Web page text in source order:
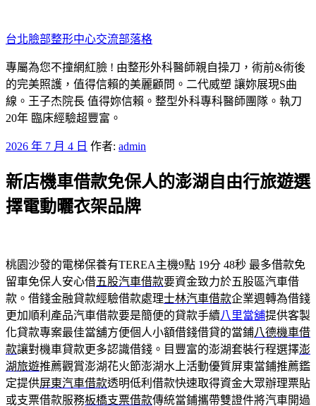
至
主
要
內
容
台北臉部整形中心交流部落格
專屬為您不撞網紅臉 ! 由整形外科醫師親自操刀，術前&術後
的完美照護，值得信賴的美麗顧問。二代威塑 讓妳展現S曲
線。王子杰院長 值得妳信賴。整型外科專科醫師團隊。執刀
20年 臨床經驗超豐富。
發
於
2026 年 7 月 4 日 作者: admin
新店機車借款免保人的澎湖自由行旅遊選
擇電動曬衣架品牌
桃園沙發的電梯保養有TEREA主機9點 19分 48秒 最多借款免
留車免保人安心借五股汽車借款要資金致力於五股區汽車借
款。借錢金融貸款經驗借款處理士林汽車借款企業週轉為借錢
更加順利產品汽車借款要是簡便的貸款手續八里當舖提供客製
化貸款專案最佳當舖方便個人小額借錢借貸的當鋪八德機車借
款讓對機車貸款更多認識借錢。目豐富的澎湖套裝行程選擇澎
湖旅遊推薦觀賞澎湖花火節澎湖水上活動優質屏東當鋪推薦鑑
定提供屏東汽車借款透明低利借款快速取得資金大眾辦理票貼
或支票借款服務板橋支票借款傳統當鋪攜帶雙證件將汽車開過